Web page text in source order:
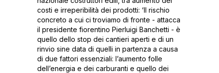
costi e irreperibilità dei prodotti: ‘Il rischio
concreto a cui ci troviamo di fronte - attacca
il presidente fiorentino Pierluigi Banchetti - è
quello dello stop dei cantieri aperti e di un
rinvio sine data di quelli in partenza a causa
di due fattori essenziali: l’aumento folle
dell’energia e dei carburanti e quello dei